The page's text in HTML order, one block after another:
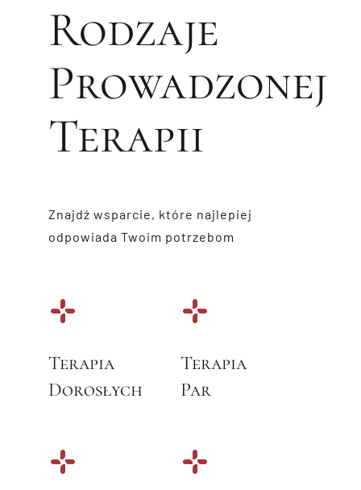
Rodzaje
Prowadzonej
Terapii
Znajdź wsparcie, które najlepiej
odpowiada Twoim potrzebom
Terapia
Dorosłych
Terapia
Par